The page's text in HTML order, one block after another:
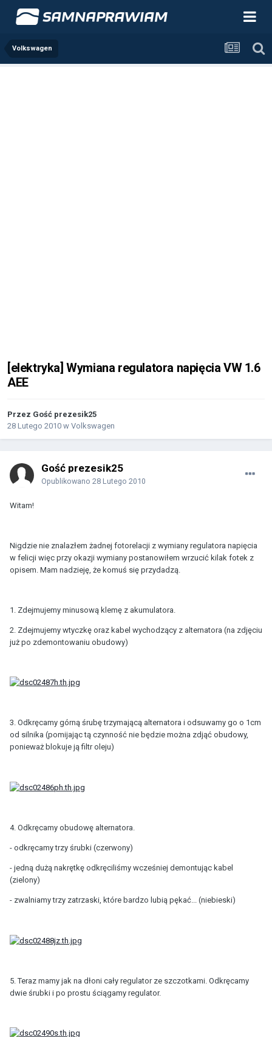
Volkswagen
[elektryka] Wymiana regulatora napięcia VW 1.6
AEE
Przez Gość prezesik25
28 Lutego 2010 w Volkswagen
Gość prezesik25
Opublikowano 28 Lutego 2010
Witam!
Nigdzie nie znalazłem żadnej fotorelacji z wymiany regulatora napięcia
w felicji więc przy okazji wymiany postanowiłem wrzucić kilak fotek z
opisem. Mam nadzieję, że komuś się przydadzą.
1. Zdejmujemy minusową klemę z akumulatora.
2. Zdejmujemy wtyczkę oraz kabel wychodzący z alternatora (na zdjęciu
już po zdemontowaniu obudowy)
3. Odkręcamy górną śrubę trzymającą alternatora i odsuwamy go o 1cm
od silnika (pomijając tą czynność nie będzie można zdjąć obudowy,
ponieważ blokuje ją filtr oleju)
4. Odkręcamy obudowę alternatora.
- odkręcamy trzy śrubki (czerwony)
- jedną dużą nakrętkę odkręciliśmy wcześniej demontując kabel
(zielony)
- zwalniamy trzy zatrzaski, które bardzo lubią pękać... (niebieski)
5. Teraz mamy jak na dłoni cały regulator ze szczotkami. Odkręcamy
dwie śrubki i po prostu ściągamy regulator.